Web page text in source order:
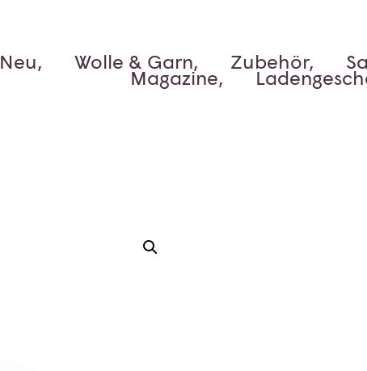
Neu, Wolle & Garn, Zubehör,
Magazine,